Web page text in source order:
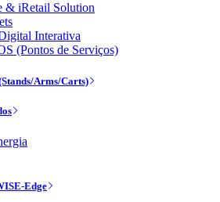
& iRetail Solution
Interativa
(Pontos de Serviços)
Arms/Carts)
Edge